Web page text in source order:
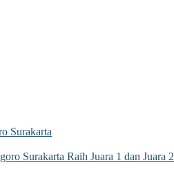
Surakarta
Surakarta Raih Juara 1 dan Juara 2